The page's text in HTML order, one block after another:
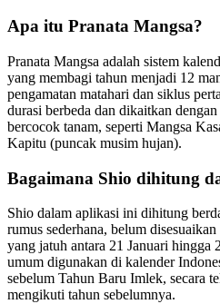
Apa itu Pranata Mangsa?
Pranata Mangsa adalah sistem
yang membagi tahun menjadi 12
pengamatan matahari dan siklus
durasi berbeda dan dikaitkan
bercocok tanam, seperti Mangsa
Kapitu (puncak musim hujan).
Bagaimana Shio dihitung
Shio dalam aplikasi ini dihitung
rumus sederhana, belum
yang jatuh antara 21 Januari hingga
umum digunakan di kalender
sebelum Tahun Baru Imlek, secara
mengikuti tahun sebelumnya.